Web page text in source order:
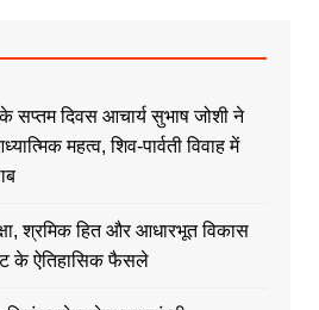
सप्तम दिवस आचार्य सुभाष जोशी ने
महत्व, शिव-पार्वती विवाह में
श्रमिक हित और आधारभूत विकास
के ऐतिहासिक फैसले